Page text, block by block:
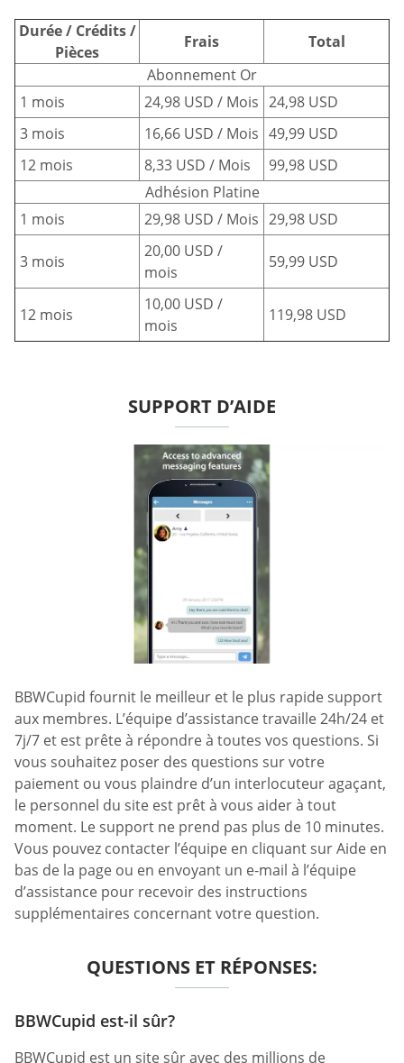
Durée / Crédits /
Pièces
Frais
Total
Abonnement Or
1 mois
24,98 USD / Mois 24,98 USD
3 mois
16,66 USD / Mois 49,99 USD
12 mois
8,33 USD / Mois
99,98 USD
Adhésion Platine
1 mois
29,98 USD / Mois 29,98 USD
3 mois
20,00 USD /
mois
59,99 USD
12 mois
10,00 USD /
mois
119,98 USD
SUPPORT D’AIDE
BBWCupid fournit le meilleur et le plus rapide support
aux membres. L’équipe d’assistance travaille 24h/24 et
7j/7 et est prête à répondre à toutes vos questions. Si
vous souhaitez poser des questions sur votre
paiement ou vous plaindre d’un interlocuteur agaçant,
le personnel du site est prêt à vous aider à tout
moment. Le support ne prend pas plus de 10 minutes.
Vous pouvez contacter l’équipe en cliquant sur Aide en
bas de la page ou en envoyant un e-mail à l’équipe
d’assistance pour recevoir des instructions
supplémentaires concernant votre question.
QUESTIONS ET RÉPONSES:
BBWCupid est-il sûr?
BBWCupid est un site sûr avec des millions de